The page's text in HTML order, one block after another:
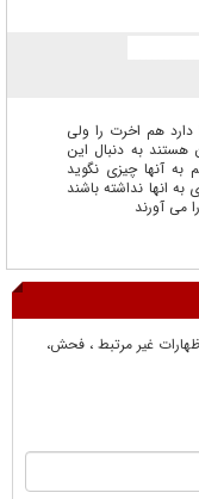
هم اخرت را ولی
هستند به دنبال این
به آنها چیزی نگوید
انها نداشته باشند
می آورند
غير مرتبط ، فحش،